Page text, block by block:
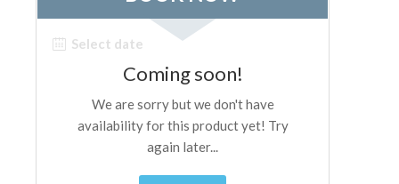
Le Musée de San Marco
Opificio delle Pietre Dure
Le Musée Galilée
Le Jardin de Boboli
La tour d'Arnolfo